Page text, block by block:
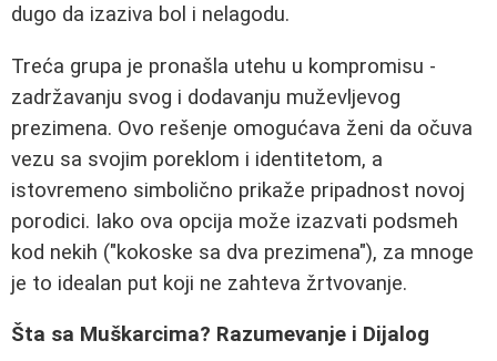
dugo da izaziva bol i nelagodu.
Treća grupa je pronašla utehu u kompromisu -
zadržavanju svog i dodavanju muževljevog
prezimena. Ovo rešenje omogućava ženi da očuva
vezu sa svojim poreklom i identitetom, a
istovremeno simbolično prikaže pripadnost novoj
porodici. Iako ova opcija može izazvati podsmeh
kod nekih ("kokoske sa dva prezimena"), za mnoge
je to idealan put koji ne zahteva žrtvovanje.
Šta sa Muškarcima? Razumevanje i Dijalog